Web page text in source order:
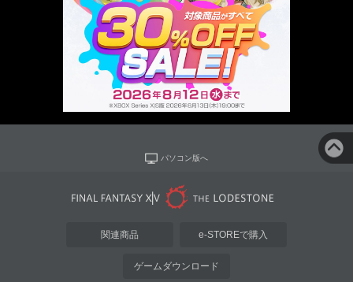
パソコン版へ
関連商品 e-STOREで購入
ゲームダウンロード